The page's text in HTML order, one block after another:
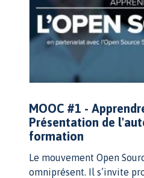
MOOC #1 -
Présentation de
formation
Le mouvement Open
omniprésent. Il s’invite